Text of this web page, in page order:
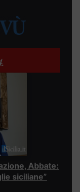
Abbate:
siciliane”